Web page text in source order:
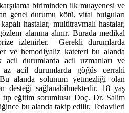
biriminden ilk muayenesi ve
genel durumu kötü, vital bulguları
hastalar, multitravmalı hastalar,
alanına alınır. Burada medikal
izlenirler. Gerekli durumlarda
ve hemodiyaliz kateteri bu alanda
acil durumlarda acil uzmanları ve
az acil durumlarda göğüs cerrahi
alanda solunum yetmezliği olan
desteği sağlanabilmektedir. 18 yaş
tıp eğitim sorumlusu Doç. Dr. Salim
bu alanda takip edilir. Tedavileri